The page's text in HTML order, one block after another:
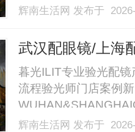
推介碌曲县生态文旅
者、自媒体及骑行爱
辉南生活网 发布于
武汉配眼镜/上海
暮光ILIT专业验光配
流程验光师门店案例
业验光配镜的写字楼
辉南生活网 发布于